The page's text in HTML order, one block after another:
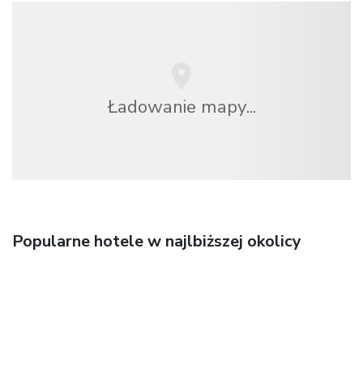
Ładowanie mapy...
Popularne hotele w najlbiższej okolicy